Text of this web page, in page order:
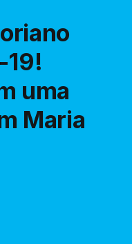
19!
uma
Maria